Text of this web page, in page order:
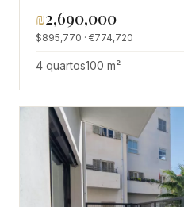
₪2,690,000
$895,770 · €774,720
4 quartos100 m²